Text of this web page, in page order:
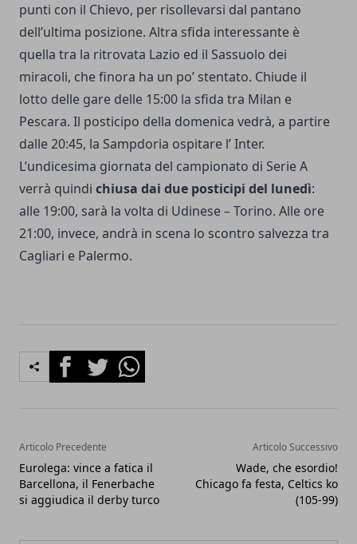
punti con il Chievo, per risollevarsi dal pantano
dell’ultima posizione. Altra sfida interessante è
quella tra la ritrovata Lazio ed il Sassuolo dei
miracoli, che finora ha un po’ stentato. Chiude il
lotto delle gare delle 15:00 la sfida tra Milan e
Pescara. Il posticipo della domenica vedrà, a partire
dalle 20:45, la Sampdoria ospitare l’ Inter.
L’undicesima giornata del campionato di Serie A
verrà quindi chiusa dai due posticipi del lunedì:
alle 19:00, sarà la volta di Udinese – Torino. Alle ore
21:00, invece, andrà in scena lo scontro salvezza tra
Cagliari e Palermo.
FacebookTwitterWhatsapp
Articolo Precedente
Eurolega: vince a fatica il
Barcellona, il Fenerbache
si aggiudica il derby turco
Articolo Successivo
Wade, che esordio!
Chicago fa festa, Celtics ko
(105-99)